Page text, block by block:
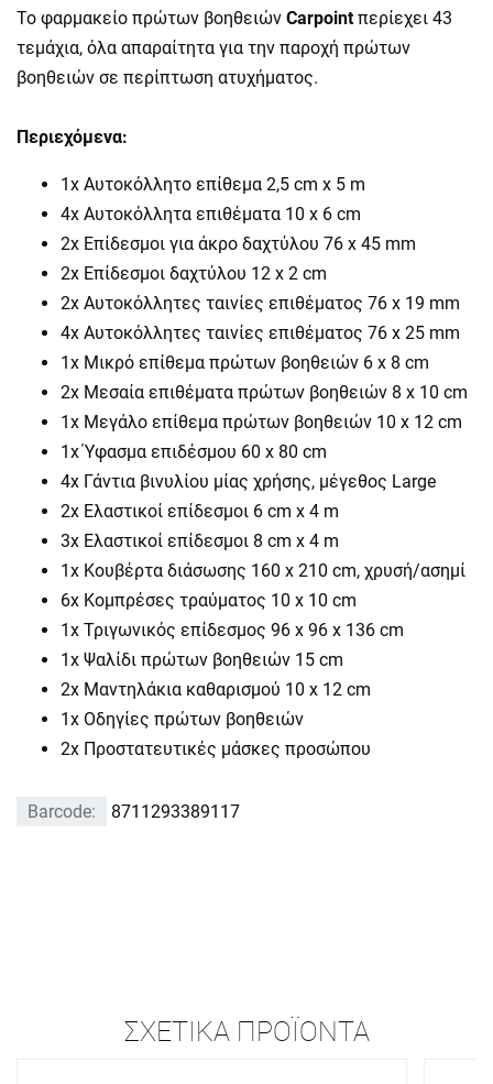
Το φαρμακείο πρώτων βοηθειών Carpointπερίεχει 43
τεμάχια, όλα απαραίτητα για την παροχή πρώτων
βοηθειών σε περίπτωση ατυχήματος.
Περιεχόμενα:
1x Αυτοκόλλητο επίθεμα 2,5 cm x 5 m
4x Αυτοκόλλητα επιθέματα 10 x 6 cm
2x Επίδεσμοι για άκρο δαχτύλου 76 x 45 mm
2x Επίδεσμοι δαχτύλου 12 x 2 cm
2x Αυτοκόλλητες ταινίες επιθέματος 76 x 19 mm
4x Αυτοκόλλητες ταινίες επιθέματος 76 x 25 mm
1x Μικρό επίθεμα πρώτων βοηθειών 6 x 8 cm
2x Μεσαία επιθέματα πρώτων βοηθειών 8 x 10 cm
1x Μεγάλο επίθεμα πρώτων βοηθειών 10 x 12 cm
1x Ύφασμα επιδέσμου 60 x 80 cm
4x Γάντια βινυλίου μίας χρήσης, μέγεθος Large
2x Ελαστικοί επίδεσμοι 6 cm x 4 m
3x Ελαστικοί επίδεσμοι 8 cm x 4 m
1x Κουβέρτα διάσωσης 160 x 210 cm, χρυσή/ασημί
6x Κομπρέσες τραύματος 10 x 10 cm
1x Τριγωνικός επίδεσμος 96 x 96 x 136 cm
1x Ψαλίδι πρώτων βοηθειών 15 cm
2x Μαντηλάκια καθαρισμού 10 x 12 cm
1x Οδηγίες πρώτων βοηθειών
2x Προστατευτικές μάσκες προσώπου
Barcode: 8711293389117
ΣΧΕΤΙΚΆ ΠΡΟΪΌΝΤΑ